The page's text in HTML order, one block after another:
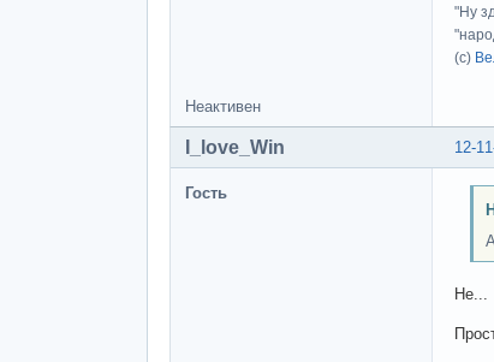
"Ну
(с)
Неактивен
12-
I_love_Win
Гость
Не...